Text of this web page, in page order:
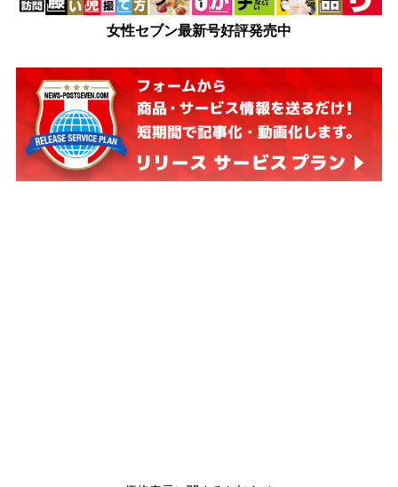
女性セブン最新号好評発売中